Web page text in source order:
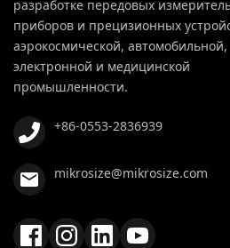
разработке передовых
приборов и прецизионных
аэрокосмической, автомобильной,
электронной и медицинской
промышленности.
+86-0553-2836939
mikrosize@mikrosize.com